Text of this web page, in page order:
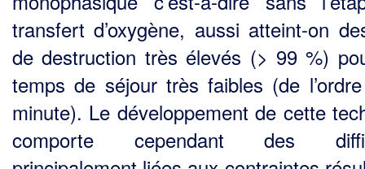
transfert d’oxygène, aussi atteint-on
de destruction très élevés (> 99 %)
temps de séjour très faibles (de
minute). Le développement de cette
comporte cependant des